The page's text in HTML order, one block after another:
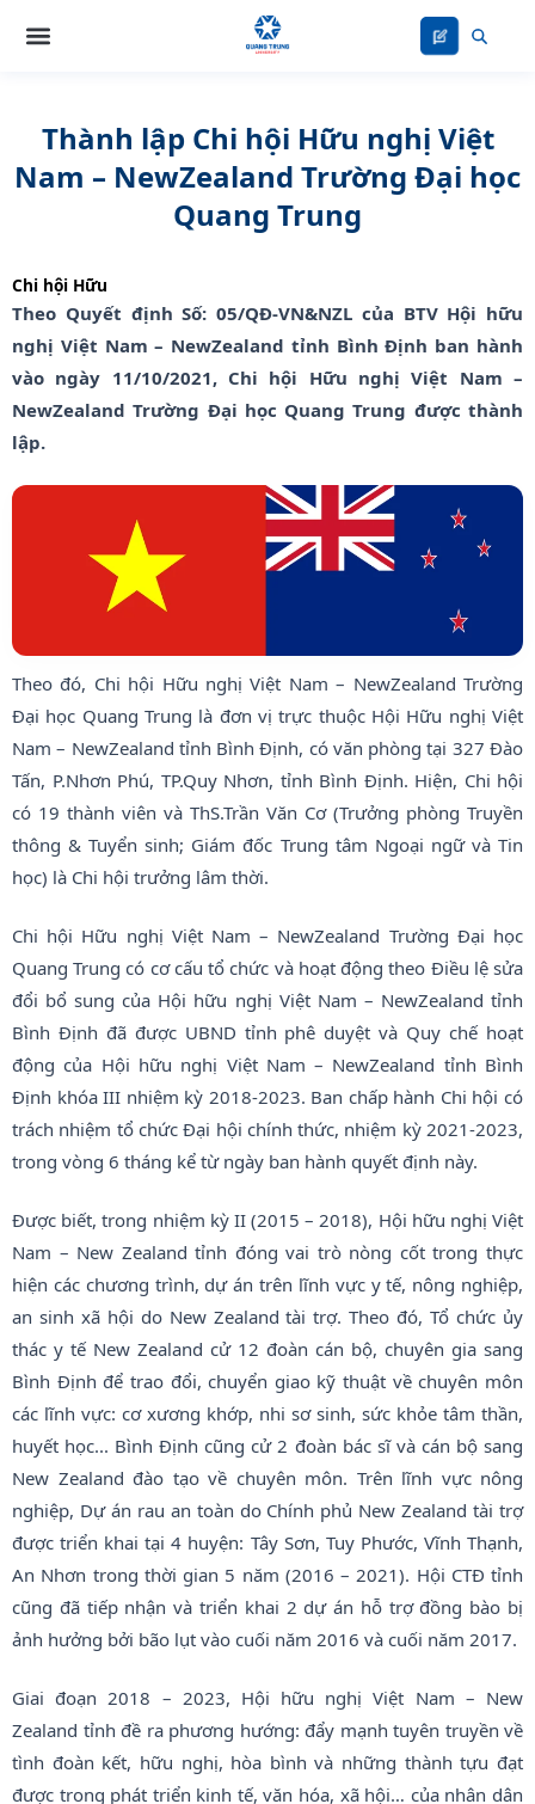
Thành lập Chi hội Hữu nghị Việt
Nam – NewZealand Trường Đại học
Quang Trung
Chi hội Hữu
Theo Quyết định Số: 05/QĐ-VN&NZL của BTV Hội hữu
nghị Việt Nam – NewZealand tỉnh Bình Định ban hành
vào ngày 11/10/2021, Chi hội Hữu nghị Việt Nam –
NewZealand Trường Đại học Quang Trung được thành
lập.
Theo đó, Chi hội Hữu nghị Việt Nam – NewZealand Trường
Đại học Quang Trung là đơn vị trực thuộc Hội Hữu nghị Việt
Nam – NewZealand tỉnh Bình Định, có văn phòng tại 327 Đào
Tấn, P.Nhơn Phú, TP.Quy Nhơn, tỉnh Bình Định. Hiện, Chi hội
có 19 thành viên và ThS.Trần Văn Cơ (Trưởng phòng Truyền
thông & Tuyển sinh; Giám đốc Trung tâm Ngoại ngữ và Tin
học) là Chi hội trưởng lâm thời.
Chi hội Hữu nghị Việt Nam – NewZealand Trường Đại học
Quang Trung có cơ cấu tổ chức và hoạt động theo Điều lệ sửa
đổi bổ sung của Hội hữu nghị Việt Nam – NewZealand tỉnh
Bình Định đã được UBND tỉnh phê duyệt và Quy chế hoạt
động của Hội hữu nghị Việt Nam – NewZealand tỉnh Bình
Định khóa III nhiệm kỳ 2018-2023. Ban chấp hành Chi hội có
trách nhiệm tổ chức Đại hội chính thức, nhiệm kỳ 2021-2023,
trong vòng 6 tháng kể từ ngày ban hành quyết định này.
Được biết, trong nhiệm kỳ II (2015 – 2018), Hội hữu nghị Việt
Nam – New Zealand tỉnh đóng vai trò nòng cốt trong thực
hiện các chương trình, dự án trên lĩnh vực y tế, nông nghiệp,
an sinh xã hội do New Zealand tài trợ. Theo đó, Tổ chức ủy
thác y tế New Zealand cử 12 đoàn cán bộ, chuyên gia sang
Bình Định để trao đổi, chuyển giao kỹ thuật về chuyên môn
các lĩnh vực: cơ xương khớp, nhi sơ sinh, sức khỏe tâm thần,
huyết học... Bình Định cũng cử 2 đoàn bác sĩ và cán bộ sang
New Zealand đào tạo về chuyên môn. Trên lĩnh vực nông
nghiệp, Dự án rau an toàn do Chính phủ New Zealand tài trợ
được triển khai tại 4 huyện: Tây Sơn, Tuy Phước, Vĩnh Thạnh,
An Nhơn trong thời gian 5 năm (2016 – 2021). Hội CTĐ tỉnh
cũng đã tiếp nhận và triển khai 2 dự án hỗ trợ đồng bào bị
ảnh hưởng bởi bão lụt vào cuối năm 2016 và cuối năm 2017.
Giai đoạn 2018 – 2023, Hội hữu nghị Việt Nam – New
Zealand tỉnh đề ra phương hướng: đẩy mạnh tuyên truyền về
tình đoàn kết, hữu nghị, hòa bình và những thành tựu đạt
được trong phát triển kinh tế, văn hóa, xã hội… của nhân dân